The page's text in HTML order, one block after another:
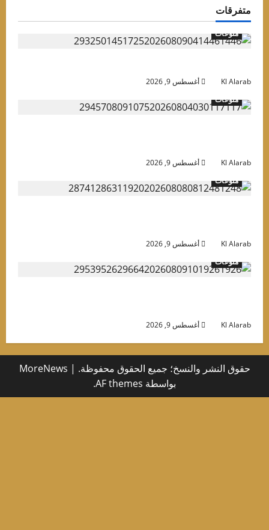
متفرقات
منوعات
Kl Alarab
أغسطس 9, 2026
منوعات
Kl Alarab
أغسطس 9, 2026
منوعات
Kl Alarab
أغسطس 9, 2026
منوعات
Kl Alarab أغسطس 9, 2026
حقوق النشر والنسخ؛ جميع الحقوق محفوظة.|
MoreNews
بواسطة AF themes.